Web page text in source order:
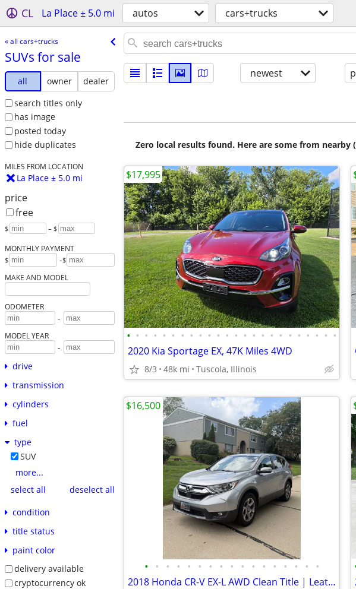
CL La Place ± 5.0 mi autos cars+trucks
« all cars+trucks
SUVs for sale
all owner
dealer
search titles only
has image
posted today
hide duplicates
MILES FROM LOCATION
La Place ± 5.0 mi
price
free
$ – $
MONTHLY PAYMENT
$ -$
MAKE AND MODEL
ODOMETER
-
MODEL YEAR
-
drive
transmission
cylinders
fuel
type
SUV
more...
select all
deselect all
condition
title status
paint color
delivery available
cryptocurrency ok
newest
Zero local results found. Here are some from nearby
• • • • • • • • • • • • • • • • • • • • • • • •
2020 Kia Sportage EX, 47K Miles 4WD
8/3 48k mi Tuscola, Illinois
$17,995
• • • • • • • • • • • • • • • • •
2018 Honda CR-V EX-L AWD Clean Title | Leather | CarPlay | Honda Sensing
$16,500